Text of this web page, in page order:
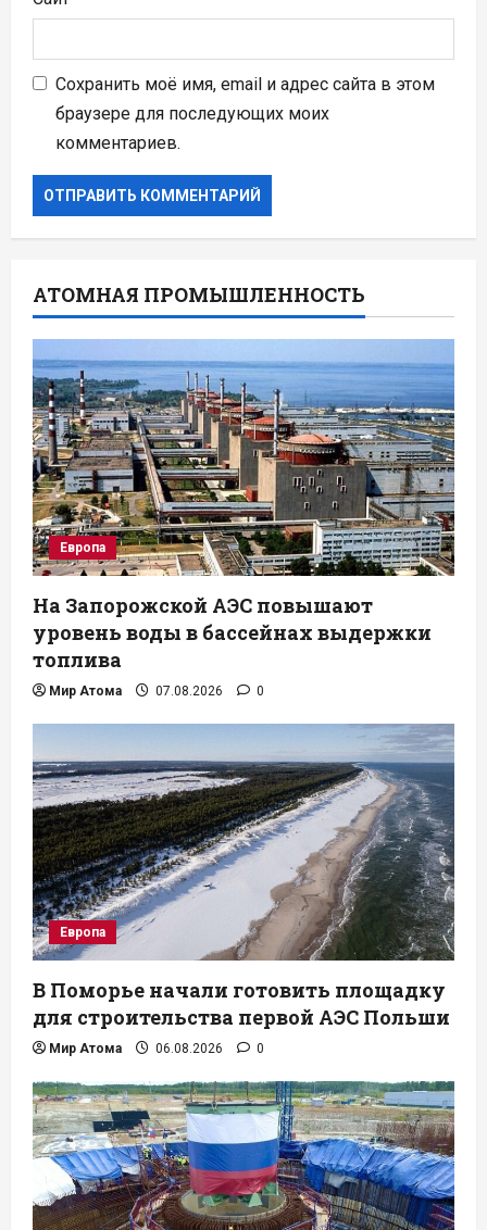
Сохранить моё имя, email и адрес сайта в этом
браузере для последующих моих
комментариев.
АТОМНАЯ ПРОМЫШЛЕННОСТЬ
Европа
На Запорожской АЭС повышают
уровень воды в бассейнах выдержки
топлива
Мир Атома 07.08.2026 0
Европа
В Поморье начали готовить площадку
для строительства первой АЭС Польши
Мир Атома 06.08.2026 0